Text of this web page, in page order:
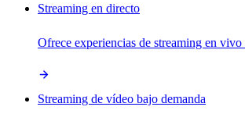
Streaming en directo
Ofrece experiencias de streaming en
Streaming de vídeo bajo demanda